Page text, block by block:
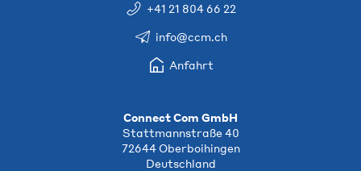
+41 21 804 66 22
info@ccm.ch
Anfahrt
Connect Com GmbH
Stattmannstraße 40
72644 Oberboihingen
Deutschland